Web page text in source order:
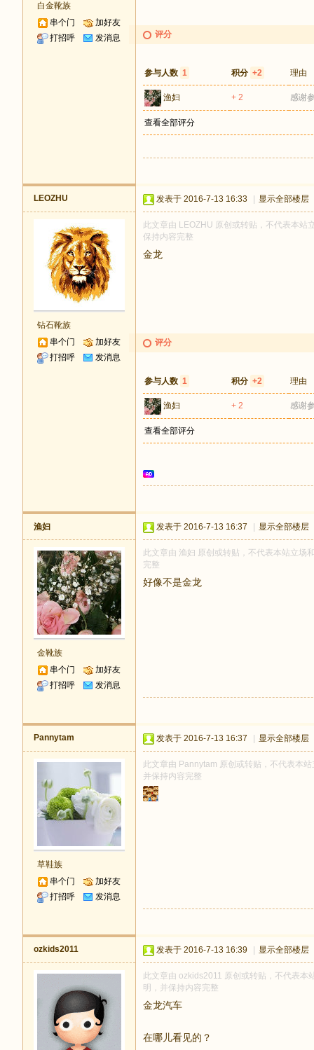
白金靴族
串个门
加好友
打招呼
发消息 评分
参与人数 1 积分 +2 理由
渔妇 + 2 感谢
查看全部评分
LEOZHU
钻石靴族
串个门
加好友
打招呼
发消息
发表于 2016-7-13 16:33 显示全部楼层
此文章由 LEOZHU 原创或转贴，不代表本站
保持内容完整
金龙
评分
参与人数 1 积分 +2 理由
渔妇 + 2 感谢
查看全部评分
渔妇
金靴族
串个门
加好友
打招呼
发消息
发表于 2016-7-13 16:37 显示全部楼层
此文章由 渔妇 原创或转贴，不代表本站立场
完整
好像不是金龙
Pannytam
草鞋族
串个门
加好友
打招呼
发消息
发表于 2016-7-13 16:37 显示全部楼层
此文章由 Pannytam 原创或转贴，不代表本
并保持内容完整
ozkids2011 发表于 2016-7-13 16:39 显示全部楼层
此文章由 ozkids2011 原创或转贴，不代表
明，并保持内容完整
金龙汽车
在哪儿看见的？